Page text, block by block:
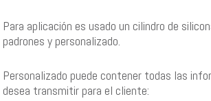
Para aplicación es usado un cilindro de
padrones y personalizado.
Personalizado puede contener todas las
desea transmitir para el cliente: